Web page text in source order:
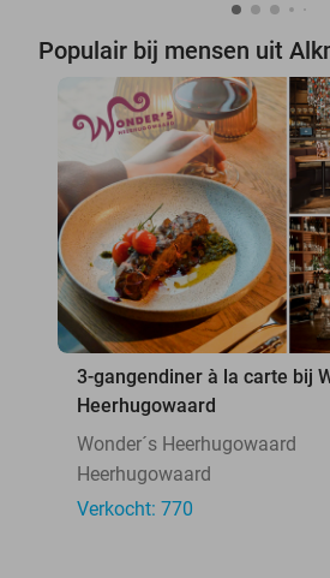
Populair bij mensen uit
3-gangendiner à la carte bij
Heerhugowaard
Wonder´s Heerhugowaard
Heerhugowaard
Verkocht: 770